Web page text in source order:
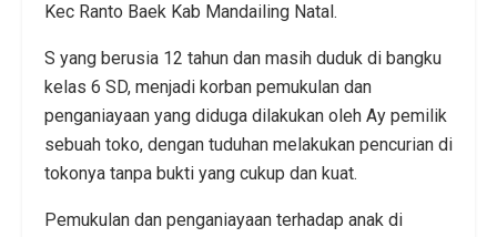
Kec Ranto Baek Kab Mandailing Natal.
S yang berusia 12 tahun dan masih duduk di bangku
kelas 6 SD, menjadi korban pemukulan dan
penganiayaan yang diduga dilakukan oleh Ay pemilik
sebuah toko, dengan tuduhan melakukan pencurian di
tokonya tanpa bukti yang cukup dan kuat.
Pemukulan dan penganiayaan terhadap anak di